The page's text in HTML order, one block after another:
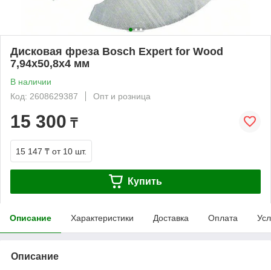
Дисковая фреза Bosch Expert for Wood
7,94x50,8x4 мм
В наличии
Код: 2608629387
Опт и розница
15 300 ₸
15 147 ₸ от 10 шт.
Купить
Описание Характеристики Доставка Оплата
Описание